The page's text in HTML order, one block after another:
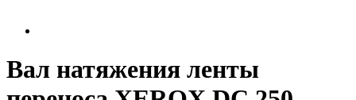
Вал натяжения ленты